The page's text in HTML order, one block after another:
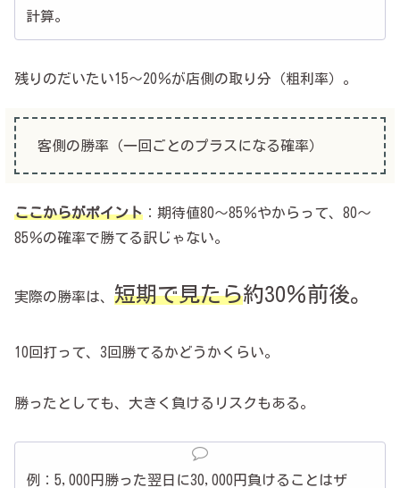
計算。
残りのだいたい15～20％が店側の取り分（粗利率）。
客側の勝率（一回ごとのプラスになる確率）
ここからがポイント ：期待値80～85％やからって、80～
85％の確率で勝てる訳じゃない。
実際の勝率は、 短期で見たら約30％前後。
10回打って、3回勝てるかどうかくらい。
勝ったとしても、大きく負けるリスクもある。
例：5,000円勝った翌日に30,000円負けることはザ